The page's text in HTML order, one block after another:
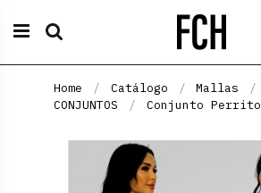
Home Catálogo
Mallas
CONJUNTOS
Conjunto Perrito